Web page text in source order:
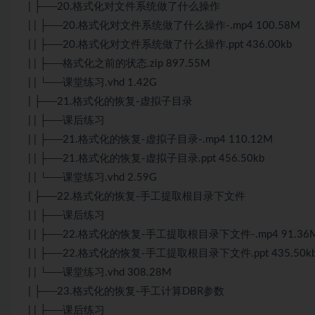
| ├──20.格式化对文件系统做了什么操作
| | ├──20.格式化对文件系统做了什么操作-.mp4 100.58M
| | ├──20.格式化对文件系统做了什么操作.ppt 436.00kb
| | ├──格式化之前的状态.zip 897.55M
| | └──课堂练习.vhd 1.42G
| ├──21.格式化的恢复-虚拟子目录
| | ├──课后练习
| | ├──21.格式化的恢复-虚拟子目录-.mp4 110.12M
| | ├──21.格式化的恢复-虚拟子目录.ppt 456.50kb
| | └──课堂练习.vhd 2.59G
| ├──22.格式化的恢复-手工提取根目录下文件
| | ├──课后练习
| | ├──22.格式化的恢复-手工提取根目录下文件-.mp4
| | ├──22.格式化的恢复-手工提取根目录下文件.ppt
| | └──课堂练习.vhd 308.28M
| ├──23.格式化的恢复-手工计算DBR参数
| | ├──课后练习